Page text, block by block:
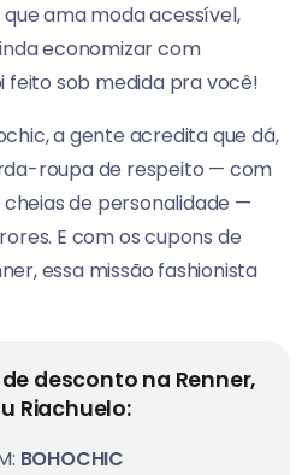
ama moda acessível,
economizar com
feito sob medida pra você!
a gente acredita que dá,
roupa de respeito — com
de personalidade —
E com os cupons de
essa missão fashionista
desconto na Renner,
Riachuelo:
BOHOCHIC